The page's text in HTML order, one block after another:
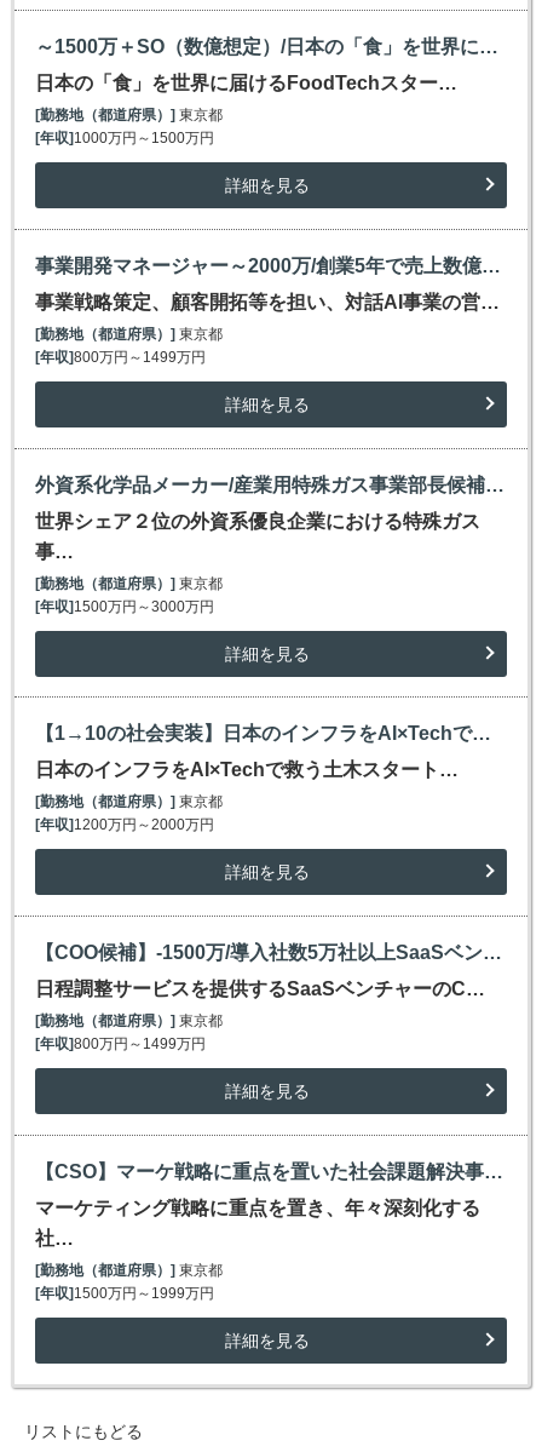
～1500万＋SO（数億想定）/日本の「食」を世界に届けるFoodTechスタートアップ/COO候補
日本の「食」を世界に届けるFoodTechスター…
[勤務地（都道府県）]東京都
[年収]1000万円～1500万円
詳細を見る
事業開発マネージャー～2000万/創業5年で売上数億、上場準備中のAIスタートアップ
事業戦略策定、顧客開拓等を担い、対話AI事業の営…
[勤務地（都道府県）]東京都
[年収]800万円～1499万円
詳細を見る
外資系化学品メーカー/産業用特殊ガス事業部長候補/半導体領域で高シェアを維持/~3000万円
世界シェア２位の外資系優良企業における特殊ガス
事…
[勤務地（都道府県）]東京都
[年収]1500万円～3000万円
詳細を見る
【1→10の社会実装】日本のインフラをAI×Techで救う土木スタートアップ(シリーズA)
日本のインフラをAI×Techで救う土木スタート…
[勤務地（都道府県）] 東京都
[年収] 1200万円～2000万円
詳細を見る
【COO候補】-1500万/導入社数5万社以上SaaSベンチャー/創業来増収・黒字経営/フルリモート
日程調整サービスを提供するSaaSベンチャーのC…
[勤務地（都道府県）] 東京都
[年収]800万円～1499万円
詳細を見る
【CSO】マーケ戦略に重点を置いた社会課題解決事業/戦略機能強化に向けた新設ポジション/～2000万
マーケティング戦略に重点を置き、年々深刻化する
社…
[勤務地（都道府県）] 東京都
[年収] 1500万円～1999万円
詳細を見る
リストにもどる